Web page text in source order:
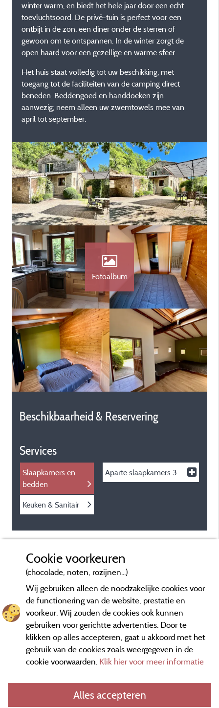
winter warm, en biedt het hele jaar door een echt
toevluchtsoord. De privé-tuin is perfect voor een
ontbijt in de zon, een diner onder de sterren of
gewoon om te ontspannen. In de winter zorgt de
open haard voor een gezellige en warme sfeer.
Het huis staat volledig tot uw beschikking, met
toegang tot de faciliteiten van de camping direct
beneden. Beddengoed en handdoeken zijn
aanwezig; neem alleen uw zwemtowels mee van
april tot september.
Fotoalbum
Beschikbaarheid & Reservering
Services
Slaapkamers en
bedden
Keuken & Sanitair
Aparte slaapkamers3
General terms of use
Cookie voorkeuren
(chocolade, noten, rozijnen...)
Wij gebruiken alleen de noodzakelijke cookies voor
de functionering van de website, prestatie en
voorkeur. Wij zouden de cookies ook kunnen
gebruiken voor gerichtte advertenties. Door te
klikken op alles accepteren, gaat u akkoord met het
gebruik van de cookies zoals weergegeven in de
cookie voorwaarden. Klik hier voor meer informatie
Alles accepteren